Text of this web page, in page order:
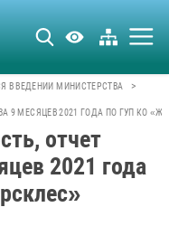
В ВЕДЕНИИ МИНИСТЕРСТВА >
9 МЕСЯЦЕВ 2021 ГОДА ПО ГУП КО
отчет
2021 года